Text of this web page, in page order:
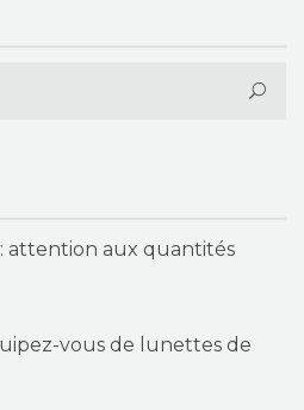
attention aux quantités
vous de lunettes de